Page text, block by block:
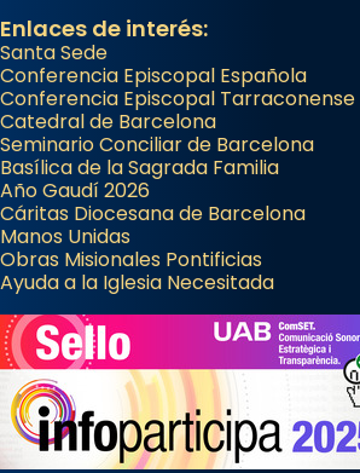
Enlaces de interés:
Santa Sede
Conferencia Episcopal Española
Conferencia Episcopal Tarraconense
Catedral de Barcelona
Seminario Conciliar de Barcelona
Basílica de la Sagrada Familia
Año Gaudí 2026
Cáritas Diocesana de Barcelona
Manos Unidas
Obras Misionales Pontificias
Ayuda a la Iglesia Necesitada